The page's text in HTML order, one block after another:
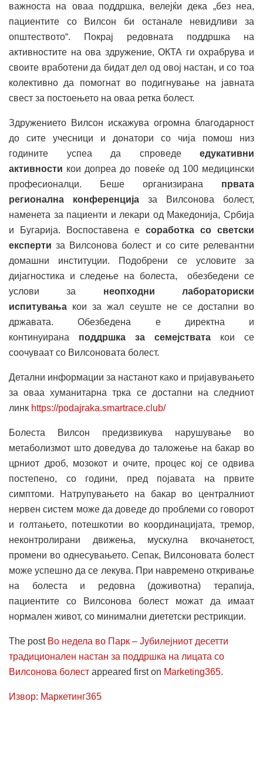
важноста на оваа поддршка, велејќи дека „без неа,
пациентите со Вилсон би останале невидливи за
општеството“. Покрај редовната поддршка на
активностите на ова здружение, ОКТА ги охрабрува и
своите вработени да бидат дел од овој настан, и со тоа
колективно да помогнат во подигнување на јавната
свест за постоењето на оваа ретка болест.
Здружението Вилсон искажува огромна благодарност
до сите учесници и донатори со чија помош низ
годините успеа да спроведе едукативни
активности кои допреа до повеќе од 100 медицински
професионалци. Беше организирана првата
регионална конференција за Вилсонова болест,
наменета за пациенти и лекари од Македонија, Србија
и Бугарија. Воспоставена е соработка со светски
експертиза Вилсонова болест и со сите релевантни
домашни институции. Подобрени се условите за
дијагностика и следење на болеста, обезбедени се
услови за неопходни лабораториски
испитувања кои за жал сеуште не се достапни во
државата. Обезбедена е директна и
континуирана поддршка за семејствата кои се
соочуваат со Вилсоновата болест.
Детални информации за настанот како и пријавувањето
за оваа хуманитарна трка се достапни на следниот
линк https://podajraka.smartrace.club/
Болеста Вилсон предизвикува нарушување во
метаболизмот што доведува до таложење на бакар во
црниот дроб, мозокот и очите, процес кој се одвива
постепено, со години, пред појавата на првите
симптоми. Натрупувањето на бакар во централниот
нервен систем може да доведе до проблеми со говорот
и голтањето, потешкотии во координацијата, тремор,
неконтролирани движења, мускулна вкочанетост,
промени во однесувањето. Сепак, Вилсоновата болест
може успешно да се лекува. При навремено откривање
на болеста и редовна (доживотна) терапија,
пациентите со Вилсонова болест можат да имаат
нормален живот, со минимални диететски рестрикции.
The post Во недела во Парк – Јубилејниот десетти
традиционален настан за поддршка на лицата со
Вилсонова болест appeared first on Marketing365.
Извор: Маркетинг365